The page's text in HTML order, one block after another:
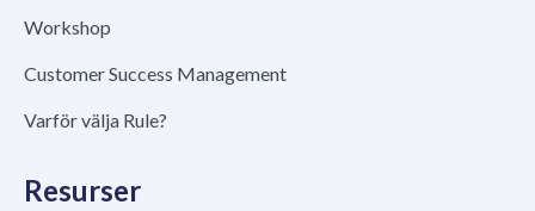
Workshop
Customer Success Management
Varför välja Rule?
Resurser